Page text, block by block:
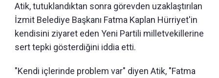
Atik, tutuklandıktan sonra görevden uzaklaştırılan
İzmit Belediye Başkanı Fatma Kaplan Hürriyet'in
kendisini ziyaret eden Yeni Partili milletvekillerine
sert tepki gösterdiğini iddia etti.
"Kendi içlerinde problem var" diyen Atik, "Fatma